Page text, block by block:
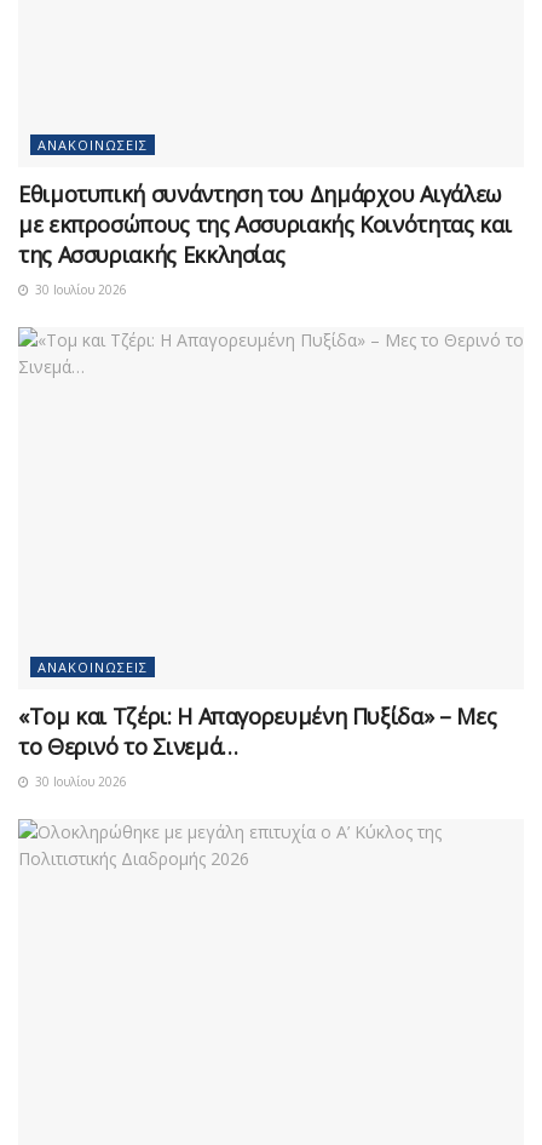
ΑΝΑΚΟΙΝΏΣΕΙΣ
Εθιμοτυπική συνάντηση του Δημάρχου Αιγάλεω
με εκπροσώπους της Ασσυριακής Κοινότητας και
της Ασσυριακής Εκκλησίας
30 Ιουλίου 2026
ΑΝΑΚΟΙΝΏΣΕΙΣ
«Τομ και Τζέρι: Η Απαγορευμένη Πυξίδα» – Μες
το Θερινό το Σινεμά…
30 Ιουλίου 2026